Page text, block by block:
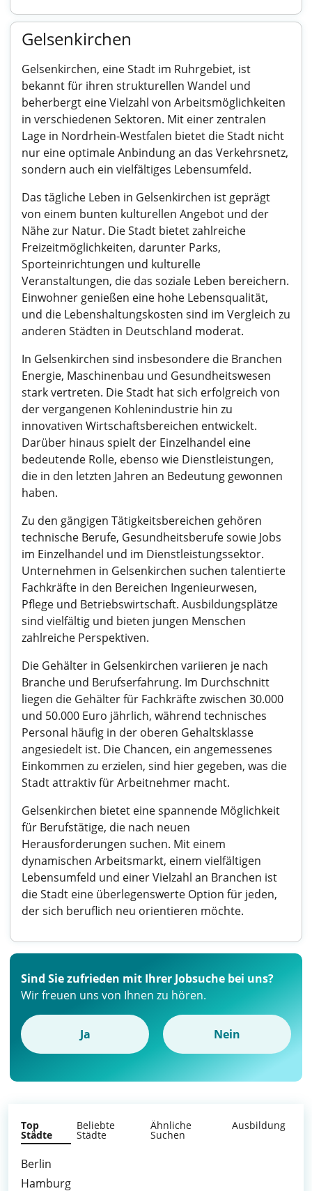
Gelsenkirchen
Gelsenkirchen, eine Stadt im Ruhrgebiet, ist
bekannt für ihren strukturellen Wandel und
beherbergt eine Vielzahl von Arbeitsmöglichkeiten
in verschiedenen Sektoren. Mit einer zentralen
Lage in Nordrhein-Westfalen bietet die Stadt nicht
nur eine optimale Anbindung an das Verkehrsnetz,
sondern auch ein vielfältiges Lebensumfeld.
Das tägliche Leben in Gelsenkirchen ist geprägt
von einem bunten kulturellen Angebot und der
Nähe zur Natur. Die Stadt bietet zahlreiche
Freizeitmöglichkeiten, darunter Parks,
Sporteinrichtungen und kulturelle
Veranstaltungen, die das soziale Leben bereichern.
Einwohner genießen eine hohe Lebensqualität,
und die Lebenshaltungskosten sind im Vergleich zu
anderen Städten in Deutschland moderat.
In Gelsenkirchen sind insbesondere die Branchen
Energie, Maschinenbau und Gesundheitswesen
stark vertreten. Die Stadt hat sich erfolgreich von
der vergangenen Kohlenindustrie hin zu
innovativen Wirtschaftsbereichen entwickelt.
Darüber hinaus spielt der Einzelhandel eine
bedeutende Rolle, ebenso wie Dienstleistungen,
die in den letzten Jahren an Bedeutung gewonnen
haben.
Zu den gängigen Tätigkeitsbereichen gehören
technische Berufe, Gesundheitsberufe sowie Jobs
im Einzelhandel und im Dienstleistungssektor.
Unternehmen in Gelsenkirchen suchen talentierte
Fachkräfte in den Bereichen Ingenieurwesen,
Pflege und Betriebswirtschaft. Ausbildungsplätze
sind vielfältig und bieten jungen Menschen
zahlreiche Perspektiven.
Die Gehälter in Gelsenkirchen variieren je nach
Branche und Berufserfahrung. Im Durchschnitt
liegen die Gehälter für Fachkräfte zwischen 30.000
und 50.000 Euro jährlich, während technisches
Personal häufig in der oberen Gehaltsklasse
angesiedelt ist. Die Chancen, ein angemessenes
Einkommen zu erzielen, sind hier gegeben, was die
Stadt attraktiv für Arbeitnehmer macht.
Gelsenkirchen bietet eine spannende Möglichkeit
für Berufstätige, die nach neuen
Herausforderungen suchen. Mit einem
dynamischen Arbeitsmarkt, einem vielfältigen
Lebensumfeld und einer Vielzahl an Branchen ist
die Stadt eine überlegenswerte Option für jeden,
der sich beruflich neu orientieren möchte.
Sind Sie zufrieden mit Ihrer Jobsuche bei uns?
Wir freuen uns von Ihnen zu hören.
Ja Nein
Top
Städte
Beliebte
Städte
Ähnliche
Suchen
Ausbildung
Berlin
Hamburg